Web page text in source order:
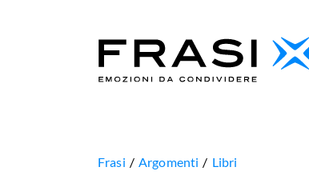
Frasi Argomenti Libri